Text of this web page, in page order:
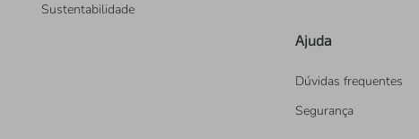
Sustentabilidade
Ajuda
Dúvidas frequentes
Segurança